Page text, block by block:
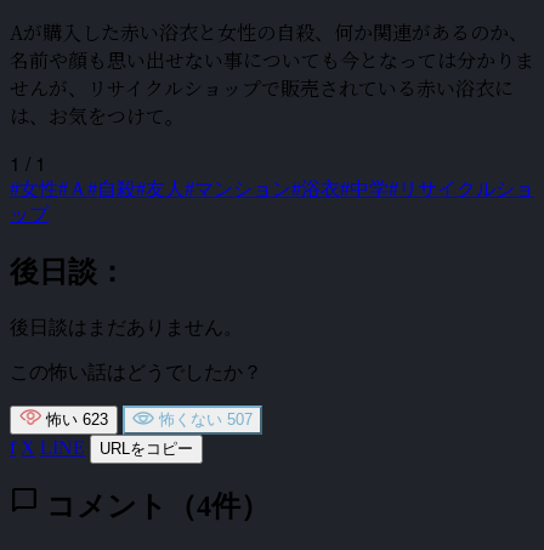
Aが購入した赤い浴衣と女性の自殺、何か関連があるのか、
名前や顔も思い出せない事についても今となっては分かりま
せんが、リサイクルショップで販売されている赤い浴衣に
は、お気をつけて。
1 / 1
#女性#Ａ #自殺#友人 #マンション#浴衣#中学#リサイクルショ
ップ
後日談：
後日談はまだありません。
この怖い話はどうでしたか？
怖い 623 怖くない 507
f X LINE URLをコピー
chat_bubble コメント（4件）